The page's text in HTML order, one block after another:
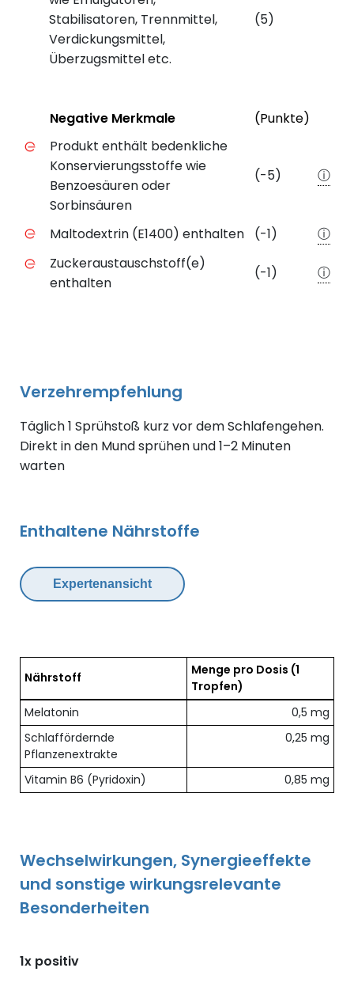
Stabilisatoren, Trennmittel,
Verdickungsmittel,
Überzugsmittel etc.
(5)
Negative Merkmale des Produkts mit Punkteabzug
StatusNegative Merkmale (Punkte)
Produkt enthält bedenkliche
Konservierungsstoffe wie
Benzoesäuren oder
Sorbinsäuren
(-5) ⓘ
Maltodextrin (E1400) enthalten (-1)
ⓘ
Zuckeraustauschstoff(e)
enthalten
(-1) ⓘ
Verzehrempfehlung
Täglich 1 Sprühstoß kurz vor dem Schlafengehen.
Direkt in den Mund sprühen und 1–2 Minuten
warten
Enthaltene Nährstoffe
Expertenansicht
Übersicht der enthaltenen Nährstoffe pro Dosis
Nährstoff Menge pro Dosis (1
Tropfen)
Melatonin
0,5 mg
Schlaffördernde
Pflanzenextrakte
0,25 mg
Vitamin B6 (Pyridoxin) 0,85 mg
Wechselwirkungen, Synergieeffekte
und sonstige wirkungsrelevante
Besonderheiten
1x positiv